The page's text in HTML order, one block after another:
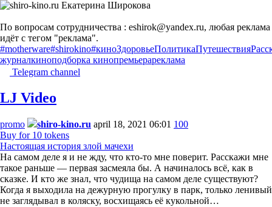
По вопросам сотрудничества : eshirok@yandex.ru, любая реклама
идёт с тегом "реклама".
#motherware#shirokino#киноЗдоровьеПолитикаПутешествия
журналкиноподборка кинопремьерареклама
Telegram channel
LJ Video
promo shiro-kino.ru april 18, 2021 06:01 100
Buy for 10 tokens
Настоящая история злой мачехи
На самом деле я и не жду, что кто-то мне поверит. Расскажи мне
такое раньше — первая засмеяла бы. А начиналось всё, как в
сказке. И кто же знал, что чудища на самом деле существуют?
Когда я выходила на дежурную прогулку в парк, только ленивый
не заглядывал в коляску, восхищаясь её кукольной…